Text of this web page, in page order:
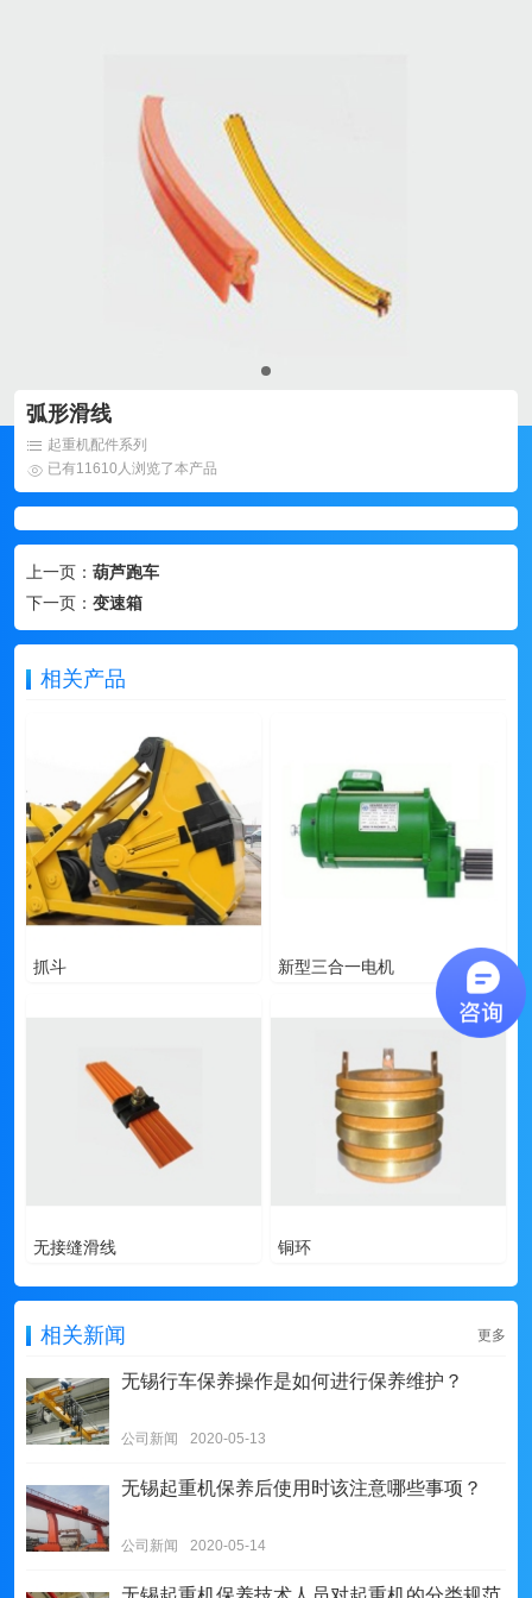
弧形滑线
起重机配件系列
已有11610人浏览了本产品
上一页： 葫芦跑车
下一页： 变速箱
相关产品
抓斗 新型三合一电机
无接缝滑线 铜环
相关新闻 更多
无锡行车保养操作是如何进行保养维护？
公司新闻 2020-05-13
无锡起重机保养后使用时该注意哪些事项？
公司新闻 2020-05-14